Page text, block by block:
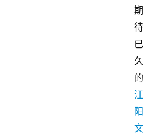
期
待
已
久
的
江
阳
文